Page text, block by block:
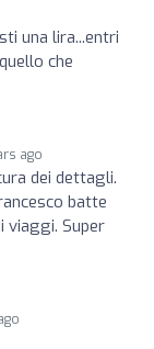
una lira...entri
che
ago
dei dettagli.
batte
viaggi. Super